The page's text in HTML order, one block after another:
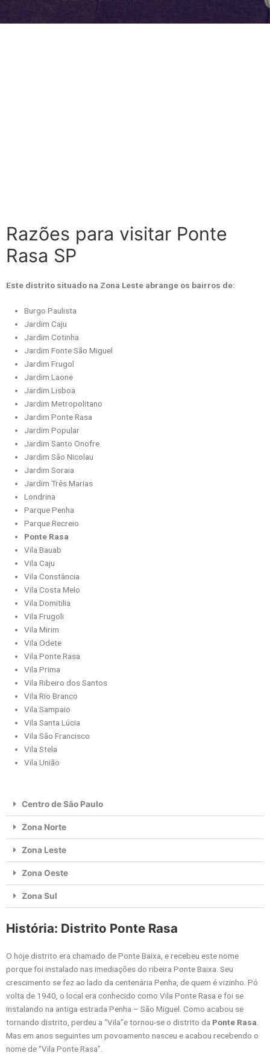
Razões para visitar Ponte
Rasa SP
Este distrito situado na Zona Leste abrange os bairros de:
Burgo Paulista
Jardim Caju
Jardim Cotinha
Jardim Fonte São Miguel
Jardim Frugol
Jardim Laone
Jardim Lisboa
Jardim Metropolitano
Jardim Ponte Rasa
Jardim Popular
Jardim Santo Onofre
Jardim São Nicolau
Jardim Soraia
Jardim Três Marias
Londrina
Parque Penha
Parque Recreio
Ponte Rasa
Vila Bauab
Vila Caju
Vila Constância
Vila Costa Melo
Vila Domitilia
Vila Frugoli
Vila Mirim
Vila Odete
Vila Ponte Rasa
Vila Prima
Vila Ribeiro dos Santos
Vila Rio Branco
Vila Sampaio
Vila Santa Lúcia
Vila São Francisco
Vila Stela
Vila União
Centro de São Paulo
Zona Norte
Zona Leste
Zona Oeste
Zona Sul
História: Distrito Ponte Rasa
O hoje distrito era chamado de Ponte Baixa, e recebeu este nome
porque foi instalado nas imediações do ribeira Ponte Baixa. Seu
crescimento se fez ao lado da centenária Penha, de quem é vizinho. Pó
volta de 1940, o local era conhecido como Vila Ponte Rasa e foi se
instalando na antiga estrada Penha – São Miguel. Como acabou se
tornando distrito, perdeu a “Vila”e tornou-se o distrito da Ponte Rasa
Mas em anos seguintes um povoamento nasceu e acabou recebendo o
nome de “Vila Ponte Rasa”.